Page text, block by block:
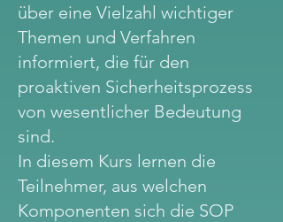
über eine Vielzahl wichtiger
Themen und Verfahren
informiert, die für den
proaktiven Sicherheitsprozess
von wesentlicher Bedeutung
sind.
In diesem Kurs lernen die
Teilnehmer, aus welchen
Komponenten sich die SOP